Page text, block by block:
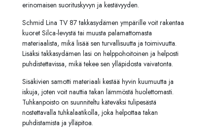
erinomaisen suorituskyvyn ja kestävyyden.
Schmid Lina TV 87 takkasydämen ympärille voit rakentaa
kuoret Silca-levystä tai muusta palamattomasta
materiaalista, mikä lisää sen turvallisuutta ja toimivuutta.
Lisäksi takkasydämen lasi on helppohoitoinen ja helposti
puhdistettavissa, mikä tekee sen ylläpidosta vaivatonta.
Sisäkivien samotti materiaali kestää hyvin kuumuutta ja
iskuja, joten voit nauttia takan lämmöstä huolettomasti.
Tuhkanpoisto on suunniteltu käteväksi tulipesästä
nostettavalla tuhkalaatikolla, joka helpottaa takan
puhdistamista ja ylläpitoa.